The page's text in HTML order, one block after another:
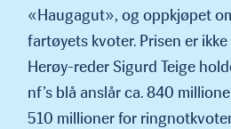
«Hauga­gut», og oppkjøpet
fartøyets kvoter. Prisen er
Herøy-reder Sigurd Teige
nf’s blå anslår ca. 840
510 mil­lioner for